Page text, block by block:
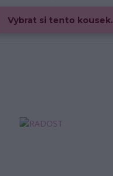
Vybrat si tento kousek.